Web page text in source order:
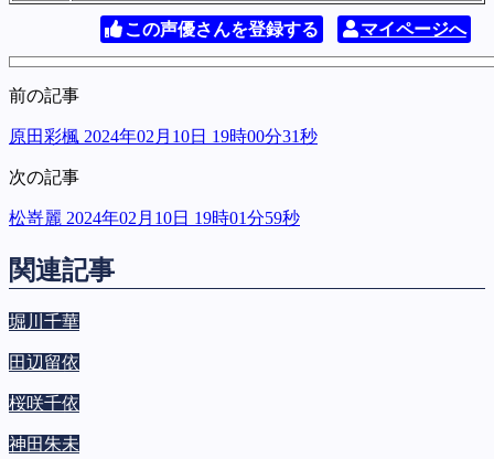
この声優さんを登録する マイページへ
前の記事
原田彩楓 2024年02月10日 19時00分31秒
次の記事
松嵜麗 2024年02月10日 19時01分59秒
関連記事
堀川千華
田辺留依
桜咲千依
神田朱未